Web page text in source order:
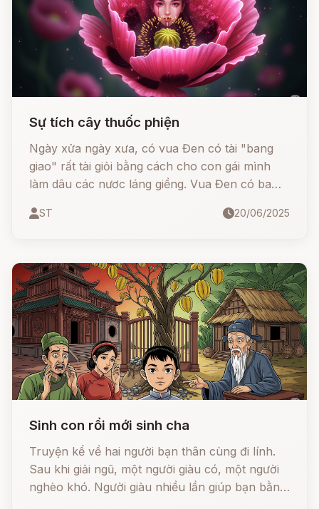
Sự tích cây thuốc phiện
Ngày xửa ngày xưa, có vua Đen có tài "bang
giao" rất tài giỏi bằng cách cho con gái mình
làm dâu các nươc láng giềng. Vua Đen có ba
chúa Hai và công chúa Ba. Công chúa Hai và
sướng.
ST 20/06/2025
Sinh con rồi mới sinh cha
Truyện kể về hai người bạn thân cùng đi lính.
Sau khi giải ngũ, một người giàu có, một người
nghèo khó. Người giàu nhiều lần giúp bạn bằng